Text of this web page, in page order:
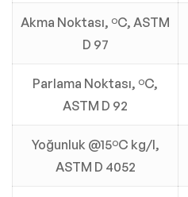
Akma Noktası, ºC, ASTM
D 97
Parlama Noktası, ºC,
ASTM D 92
Yoğunluk @15ºC kg/l,
ASTM D 4052